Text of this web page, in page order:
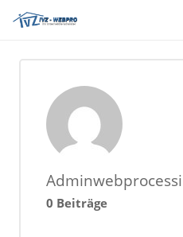
0 Beiträge